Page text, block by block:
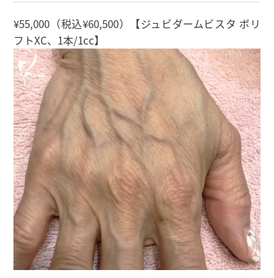
¥55,000（税込¥60,500）【ジュビダームビスタ ボリ
フトXC、1本/1cc】